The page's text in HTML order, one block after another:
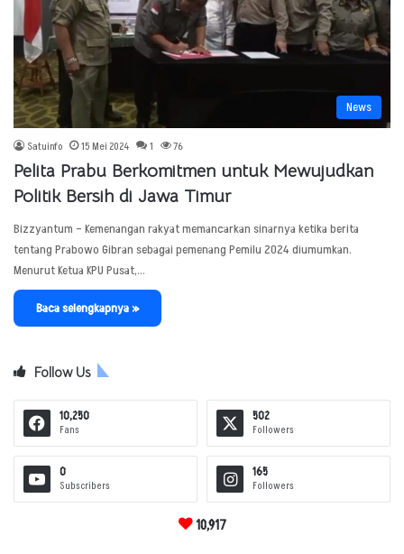
News
Satuinfo 15 Mei 2024 1 76
Pelita Prabu Berkomitmen untuk Mewujudkan
Politik Bersih di Jawa Timur
Bizzyantum – Kemenangan rakyat memancarkan sinarnya ketika berita
tentang Prabowo Gibran sebagai pemenang Pemilu 2024 diumumkan.
Menurut Ketua KPU Pusat,…
Baca selengkapnya »
Follow Us
10,250
Fans
502
Followers
0
Subscribers
165
Followers
10,917